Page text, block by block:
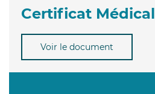
Certificat Médical
Voir le document